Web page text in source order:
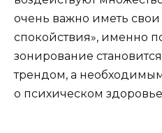
очень важно иметь свои
спокойствия», именно
зонирование
трендом, а
о психическом